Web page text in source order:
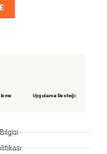
Uygulama Desteği